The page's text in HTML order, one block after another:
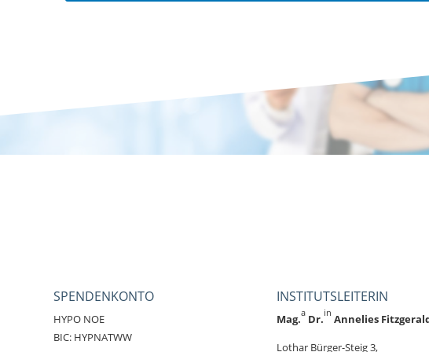
SPENDENKONTO
HYPO NOE
BIC: HYPNATWW
INSTITUTSLEITERIN
Mag.aDr.in Annelies
Lothar Bürg­er-Steig 3,